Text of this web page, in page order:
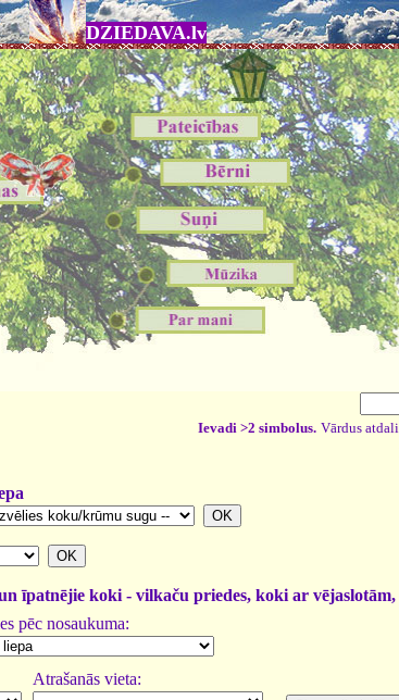
DZIEDAVA.lv
Ievadi >2 simbolus. Vārdus
īpatnējie koki - vilkaču priedes, koki ar
pēc nosaukuma:
Atrašanās vieta: